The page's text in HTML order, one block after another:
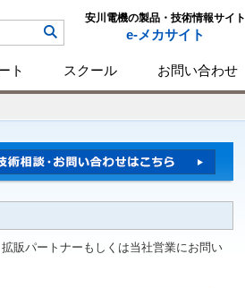
安川電機の製品・技術情報サイト
e-メカサイト
ト スクール お問い合わせ
販パートナーもしくは当社営業にお問い